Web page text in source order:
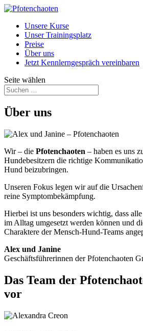
Unsere Kurse
Unser Trainingsplatz
Preise
Über uns
Jetzt Kennlerngespräch vereinbaren
Seite wählen
Über uns
Wir – die Pfotenchaoten – haben es uns
Hundebesitzern die richtige
Hund beizubringen.
Unseren Fokus legen wir auf die
reine Symptombekämpfung.
Hierbei ist uns besonders wichtig, dass
im Alltag umgesetzt werden können und
Charaktere der Mensch-Hund-Teams
Alex und Janine
Geschäftsführerinnen der Pfotenchaoten
Das Team der
vor